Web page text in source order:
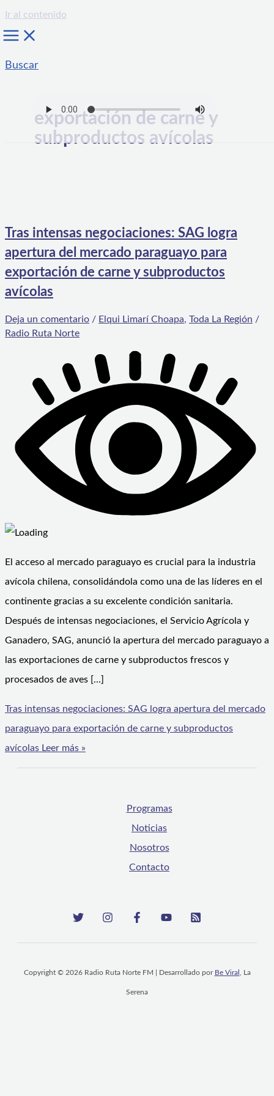
Ir al contenido
Buscar
exportación de carne y
subproductos avícolas
Tras intensas negociaciones: SAG logra
apertura del mercado paraguayo para
exportación de carne y subproductos
avícolas
Deja un comentario / Elqui Limarí Choapa, Toda La Región /
Radio Ruta Norte
El acceso al mercado paraguayo es crucial para la industria
avícola chilena, consolidándola como una de las líderes en el
continente gracias a su excelente condición sanitaria.
Después de intensas negociaciones, el Servicio Agrícola y
Ganadero, SAG, anunció la apertura del mercado paraguayo a
las exportaciones de carne y subproductos frescos y
procesados de aves […]
Tras intensas negociaciones: SAG logra apertura del mercado
paraguayo para exportación de carne y subproductos
avícolas Leer más »
Programas
Noticias
Nosotros
Contacto
Copyright © 2026 Radio Ruta Norte FM | Desarrollado por Be Viral , La
Serena